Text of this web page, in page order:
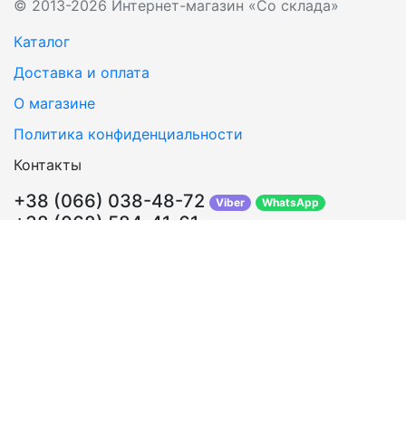
© 2013-2026 Интернет-магазин «Со склада»
Каталог
Доставка и оплата
О магазине
Политика конфиденциальности
Контакты
+38 (066) 038-48-72 Viber WhatsApp
+38 (068) 584-41-61